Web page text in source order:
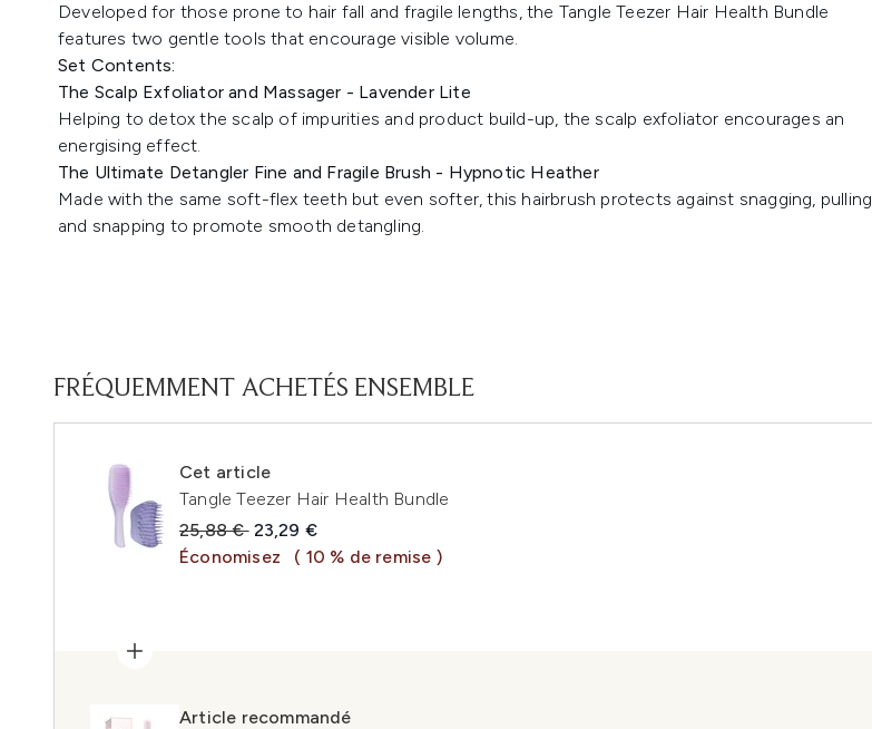
Developed for those prone to hair fall and fragile lengths, the Tangle Teezer Hair Health Bundle
features two gentle tools that encourage visible volume.
Set Contents:
The Scalp Exfoliator and Massager - Lavender Lite
Helping to detox the scalp of impurities and product build-up, the scalp exfoliator encourages an
energising effect.
The Ultimate Detangler Fine and Fragile Brush - Hypnotic Heather
Made with the same soft-flex teeth but even softer, this hairbrush protects against snagging, pulling
and snapping to promote smooth detangling.
FRÉQUEMMENT ACHETÉS ENSEMBLE
Cet article
Tangle Teezer Hair Health Bundle
Prix de vente :
25,88 € Prix ​​actuel :
23,29 €
Économisez
( 10 % de remise )
Article recommandé